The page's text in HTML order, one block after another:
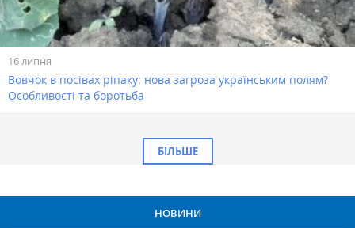
16 липня
Вовчок в посівах ріпаку: нова загроза українським полям?
Особливості та боротьба
БІЛЬШЕ
НОВИНИ